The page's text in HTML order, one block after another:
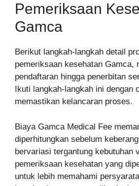
Pemeriksaan
Gamca
Berikut langkah-langkah detail
pemeriksaan kesehatan Gamca,
pendaftaran hingga penerbitan
Ikuti langkah-langkah ini dengan
memastikan kelancaran proses.
Biaya Gamca Medical Fee
diperhitungkan sebelum
bervariasi tergantung kebutuhan
pemeriksaan kesehatan yang
untuk lebih memahami